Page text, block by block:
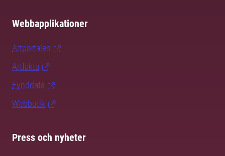
Webbapplikationer
Artportalen
Artfakta
Fynddata
Webbutik
Press och nyheter